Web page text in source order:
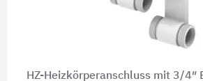
HZ-Heizkörperanschluss mit 3/4″